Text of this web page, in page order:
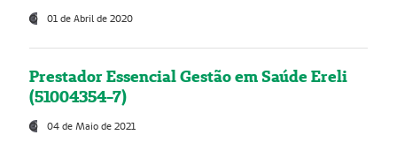
01 de Abril de 2020
Prestador Essencial Gestão em Saúde Ereli
(51004354-7)
04 de Maio de 2021